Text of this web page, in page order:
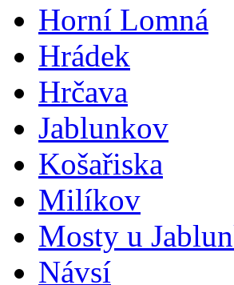
Horní Lomná
Hrádek
Hrčava
Jablunkov
Košařiska
Milíkov
Mosty u
Návsí